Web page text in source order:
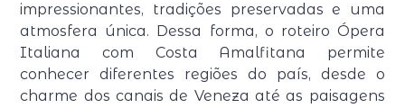
impressionantes, tradições preservadas e uma
atmosfera única. Dessa forma, o roteiro Ópera
Italiana com Costa Amalfitana permite
conhecer diferentes regiões do país, desde o
charme dos canais de Veneza até as paisagens